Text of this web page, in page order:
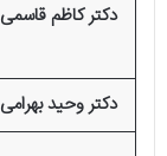
دکتر کاظم قاسمی
دکتر وحید بهرامی